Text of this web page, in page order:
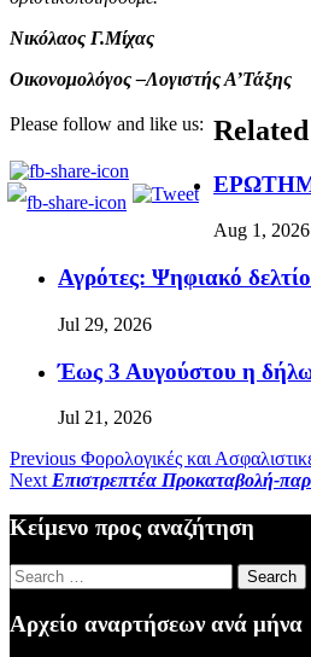
Νικόλαος Γ.Μίχας
Οικονομολόγος –Λογιστής Α’Τάξης
Please follow and like us:
ΕΡΩΤΗΜΑ
Aug 1, 2026
Αγρότες: Ψηφιακό
Jul 29, 2026
Έως 3 Αυγούστου η
Jul 21, 2026
Previous Φορολογικές και
Next Επιστρεπτέα Προκαταβολή-
Κείμενο προς αναζήτηση
Search
for:
Αρχείο αναρτήσεων ανά μήνα